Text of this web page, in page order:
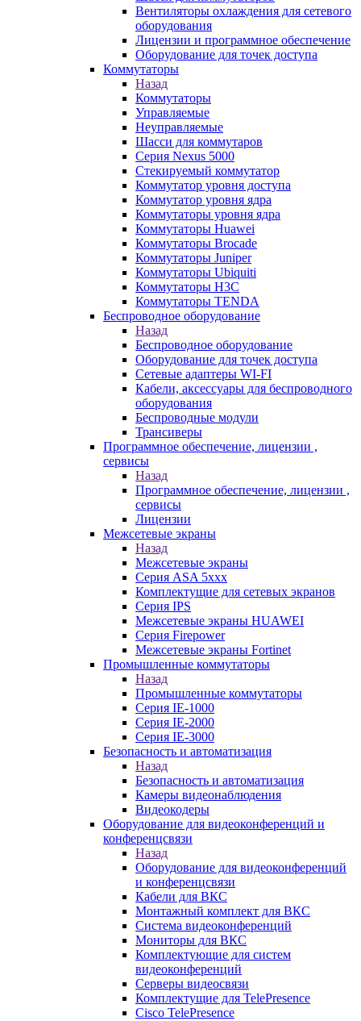
Вентиляторы охлаждения для сетевого
оборудования
Лицензии и программное обеспечение
Оборудование для точек доступа
Коммутаторы
Назад
Коммутаторы
Управляемые
Неуправляемые
Шасси для коммутаров
Серия Nexus 5000
Стекируемый коммутатор
Коммутатор уровня доступа
Коммутатор уровня ядра
Коммутаторы уровня ядра
Коммутаторы Huawei
Коммутаторы Brocade
Коммутаторы Juniper
Коммутаторы Ubiquiti
Коммутаторы H3C
Коммутаторы TENDA
Беспроводное оборудование
Назад
Беспроводное оборудование
Оборудование для точек доступа
Сетевые адаптеры WI-FI
Кабели, аксессуары для беспроводного
оборудования
Беспроводные модули
Трансиверы
Программное обеспечение, лицензии ,
сервисы
Назад
Программное обеспечение, лицензии ,
сервисы
Лицензии
Межсетевые экраны
Назад
Межсетевые экраны
Серия ASA 5xxx
Комплектущие для сетевых экранов
Серия IPS
Межсетевые экраны HUAWEI
Серия Firepower
Межсетевые экраны Fortinet
Промышленные коммутаторы
Назад
Промышленные коммутаторы
Серия IE-1000
Серия IE-2000
Серия IE-3000
Безопасность и автоматизация
Назад
Безопасность и автоматизация
Камеры видеонаблюдения
Видеокодеры
Оборудование для видеоконференций и
конференцсвязи
Назад
Оборудование для видеоконференций
и конференцсвязи
Кабели для ВКС
Монтажный комплект для ВКС
Система видеоконференций
Мониторы для ВКС
Комплектующие для систем
видеоконференций
Серверы видеосвязи
Комплектущие для TelePresence
Cisco TelePresence